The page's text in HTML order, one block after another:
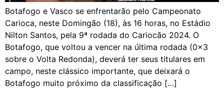
Botafogo e Vasco se enfrentarão pelo Campeonato
Carioca, neste Domingão (18), às 16 horas, no Estádio
Nilton Santos, pela 9ª rodada do Cariocão 2024. O
Botafogo, que voltou a vencer na última rodada (0x3
sobre o Volta Redonda), deverá ter seus titulares em
campo, neste clássico importante, que deixará o
Botafogo muito próximo da classificação […]